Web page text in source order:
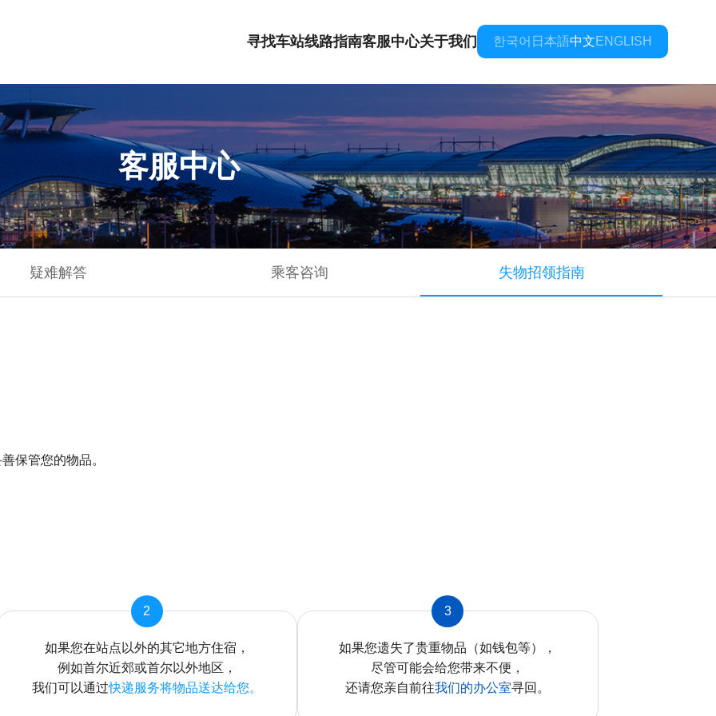
寻找车站线路指南客服中心关于我们 한국어 日本語中文ENGLISH
客服中心
疑难解答 乘客咨询 失物招领指南
保管您的物品。
2
如果您在站点以外的其它地方住宿，
例如首尔近郊或首尔以外地区，
我们可以通过快递服务将物品送达给您。
3
如果您遗失了贵重物品（如钱包等），
尽管可能会给您带来不便，
还请您亲自前往我们的办公室寻回。